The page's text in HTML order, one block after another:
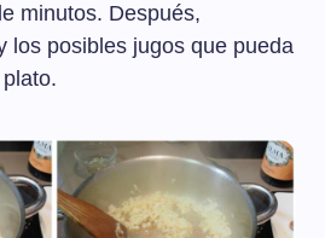
minutos. Después,
los posibles jugos que pueda